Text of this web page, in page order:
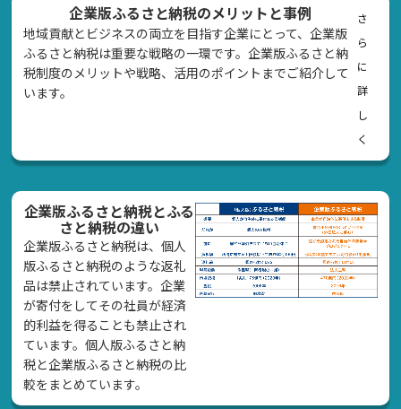
企業版ふるさと納税のメリットと事例
地域貢献とビジネスの両立を目指す企業にとって、企業版
ふるさと納税は重要な戦略の一環です。企業版ふるさと納
税制度のメリットや戦略、活用のポイントまでご紹介して
います。
さ
ら
に
詳
し
く
企業版ふるさと納税とふる
さと納税の違い
企業版ふるさと納税は、個人
版ふるさと納税のような返礼
品は禁止されています。企業
が寄付をしてその社員が経済
的利益を得ることも禁止され
ています。個人版ふるさと納
税と企業版ふるさと納税の比
較をまとめています。